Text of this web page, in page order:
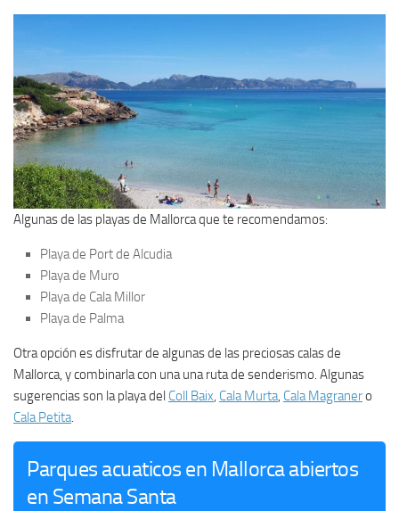
Algunas de las playas de Mallorca que te recomendamos:
Playa de Port de Alcudia
Playa de Muro
Playa de Cala Millor
Playa de Palma
Otra opción es disfrutar de algunas de las preciosas calas de
Mallorca, y combinarla con una una ruta de senderismo. Algunas
sugerencias son la playa del Coll Baix, Cala Murta, Cala Magranero
Cala Petita.
Parques acuaticos en Mallorca abiertos
en Semana Santa